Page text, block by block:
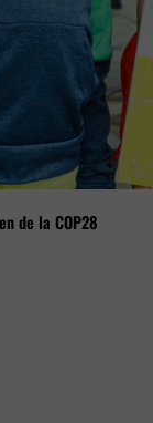
de la COP28